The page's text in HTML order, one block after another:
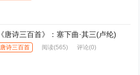
《唐诗三百首》：塞下曲·其三(卢纶)
唐诗三百首 阅读(565) 评论(0)